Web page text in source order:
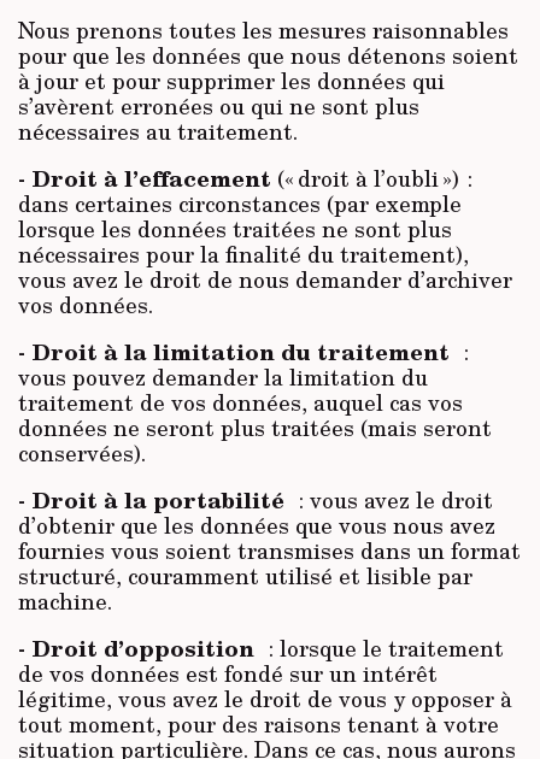
Nous prenons toutes les mesures raisonnables
pour que les données que nous détenons soient
à jour et pour supprimer les données qui
s’avèrent erronées ou qui ne sont plus
nécessaires au traitement.
- Droit à l’effacement (« droit à l’oubli ») :
dans certaines circonstances (par exemple
lorsque les données traitées ne sont plus
nécessaires pour la finalité du traitement),
vous avez le droit de nous demander d’archiver
vos données.
- Droit à la limitation du traitement :
vous pouvez demander la limitation du
traitement de vos données, auquel cas vos
données ne seront plus traitées (mais seront
conservées).
- Droit à la portabilité : vous avez le droit
d’obtenir que les données que vous nous avez
fournies vous soient transmises dans un format
structuré, couramment utilisé et lisible par
machine.
- Droit d’opposition : lorsque le traitement
de vos données est fondé sur un intérêt
légitime, vous avez le droit de vous y opposer à
tout moment, pour des raisons tenant à votre
situation particulière. Dans ce cas, nous aurons